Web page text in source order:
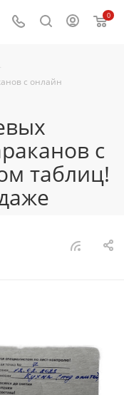
0
с онлайн
с
таблиц!